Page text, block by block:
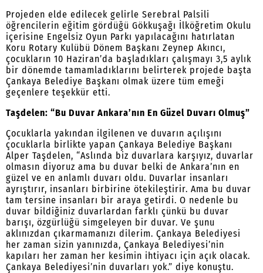
Projeden elde edilecek gelirle Serebral Palsili
öğrencilerin eğitim gördüğü Gökkuşağı İlköğretim Okulu
içerisine Engelsiz Oyun Parkı yapılacağını hatırlatan
Koru Rotary Kulübü Dönem Başkanı Zeynep Akıncı,
çocukların 10 Haziran’da başladıkları çalışmayı 3,5 aylık
bir dönemde tamamladıklarını belirterek projede başta
Çankaya Belediye Başkanı olmak üzere tüm emeği
geçenlere teşekkür etti.
Taşdelen: “Bu Duvar Ankara’nın En Güzel Duvarı Olmuş”
Çocuklarla yakından ilgilenen ve duvarın açılışını
çocuklarla birlikte yapan Çankaya Belediye Başkanı
Alper Taşdelen, “Aslında biz duvarlara karşıyız, duvarlar
olmasın diyoruz ama bu duvar belki de Ankara’nın en
güzel ve en anlamlı duvarı oldu. Duvarlar insanları
ayrıştırır, insanları birbirine ötekileştirir. Ama bu duvar
tam tersine insanları bir araya getirdi. O nedenle bu
duvar bildiğiniz duvarlardan farklı çünkü bu duvar
barışı, özgürlüğü simgeleyen bir duvar. Ve şunu
aklınızdan çıkarmamanızı dilerim. Çankaya Belediyesi
her zaman sizin yanınızda, Çankaya Belediyesi’nin
kapıları her zaman her kesimin ihtiyacı için açık olacak.
Çankaya Belediyesi’nin duvarları yok.” diye konuştu.